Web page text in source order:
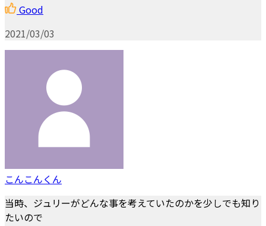
Good
2021/03/03
こんこんくん
当時、ジュリーがどんな事を考えていたのかを少しでも知り
たいので